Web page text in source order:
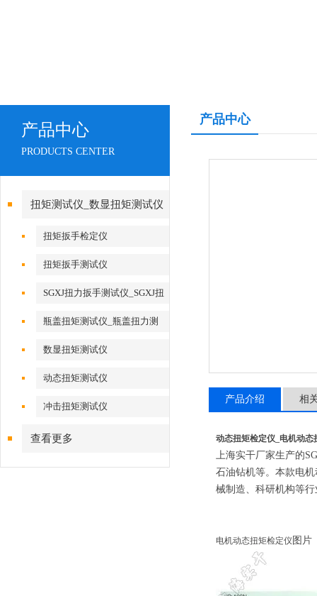
产品中心
PRODUCTS CENTER
扭矩测试仪_数显扭矩测试仪
扭矩扳手检定仪
扭矩扳手测试仪
SGXJ扭力扳手测试仪_SGXJ扭
力扳手校准仪
瓶盖扭矩测试仪_瓶盖扭力测
试仪
数显扭矩测试仪
动态扭矩测试仪
冲击扭矩测试仪
查看更多
产品中心
产品介绍 相
动态扭矩检定仪_电机动态
上海实干厂家生产的
石油钻机等。本款电
械制造、科研机构等行
电机动态扭矩检定仪 图片